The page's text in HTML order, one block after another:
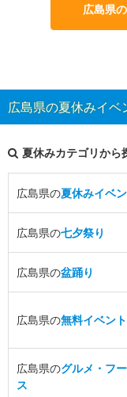
広島県
広島県の夏休みイベ
夏休みカテゴリから
広島県の夏休みイベ
広島県の七夕祭り
広島県の盆踊り
広島県の無料イベント
広島県のグルメ・フ
ス